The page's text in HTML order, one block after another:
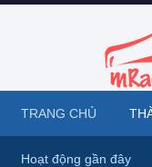
TRANG CHỦ
Hoạt động gần đây